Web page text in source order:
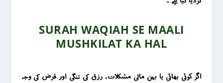
SURAH WAQIAH SE MAALI
MUSHKILAT KA HAL
اگر کوئی بھائی یا بہن مالی مشکلات ، رزق کی تنگی اور قرض کی وجہ